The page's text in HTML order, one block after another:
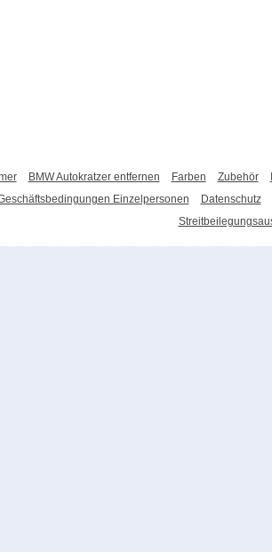
BMW Autokratzer entfernen Farben Zubehör
Einzelpersonen
Datenschutz